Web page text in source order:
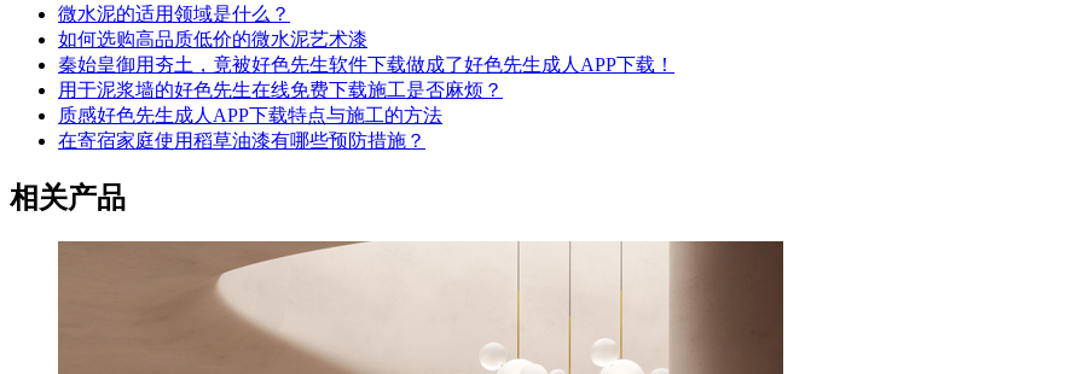
微水泥的适用领域是什么？
如何选购高品质低价的微水泥艺术漆
秦始皇御用夯土，竟被好色先生软件下载做成了好色先生成人APP下载！
用于泥浆墙的好色先生在线免费下载施工是否麻烦？
质感好色先生成人APP下载特点与施工的方法
在寄宿家庭使用稻草油漆有哪些预防措施？
相关产品